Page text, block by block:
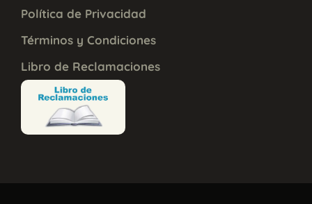
Política de Privacidad
Términos y Condiciones
Libro de Reclamaciones